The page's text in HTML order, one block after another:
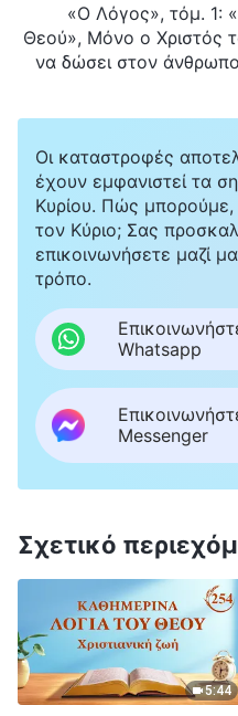
«Ο Λόγος», τόμ. 1:
Θεού», Μόνο ο Χριστός
να δώσει στον
Οι καταστροφές
έχουν εμφανιστεί τα
Κυρίου. Πώς
τον Κύριο; Σας
επικοινωνήσετε μαζί
τρόπο.
Whatsapp
Messenger
Σχετικό
5:44